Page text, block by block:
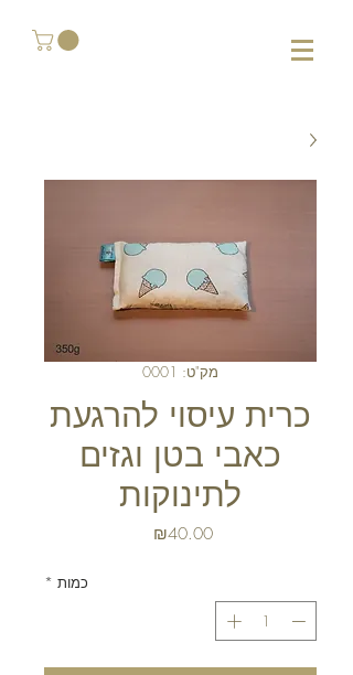
מק"ט: 0001
כרית עיסוי להרגעת
כאבי בטן וגזים
לתינוקות
₪40.00
כמות *